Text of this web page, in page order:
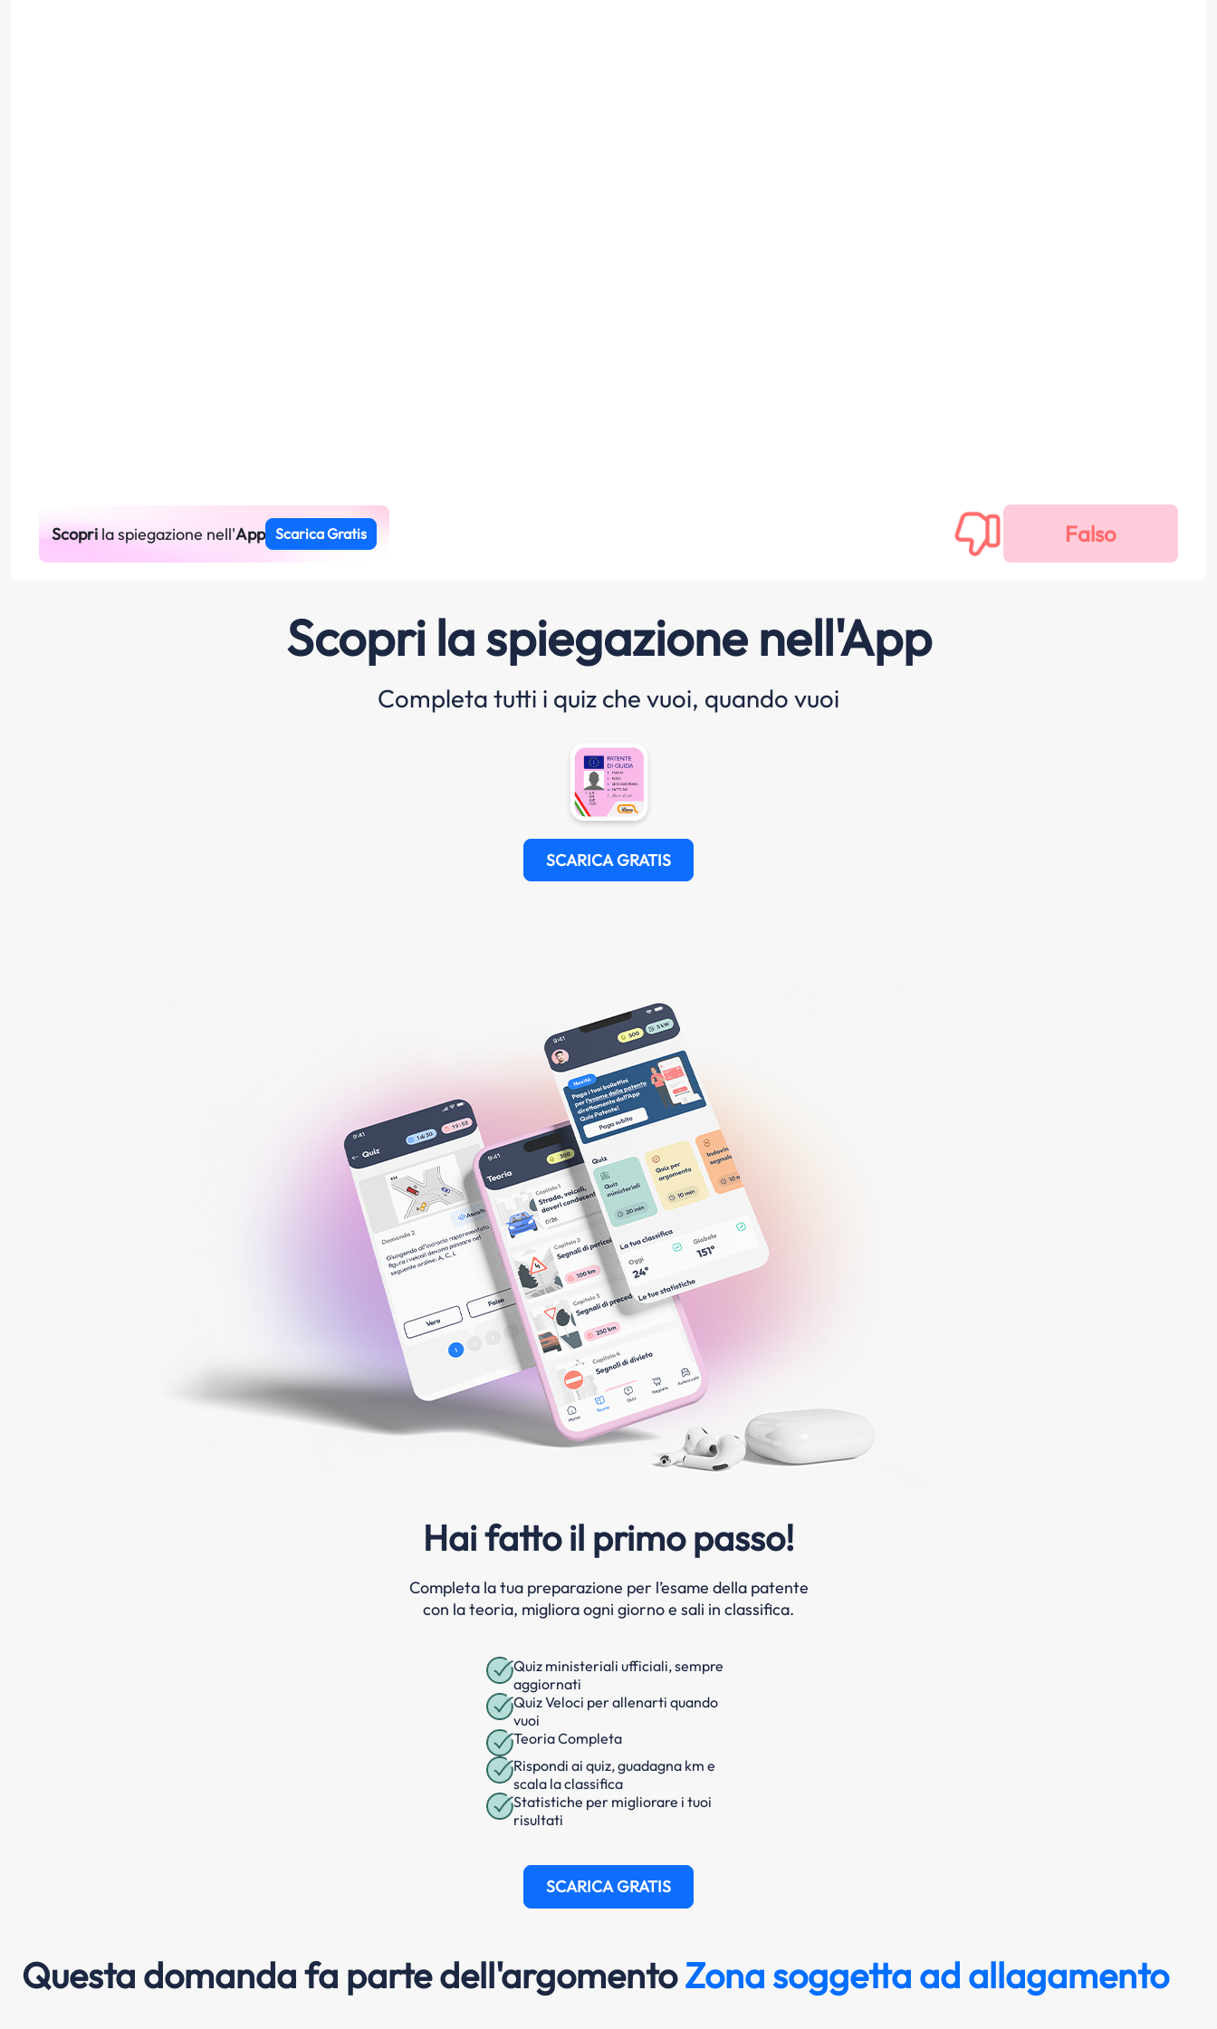
Scoprila spiegazione nell'App Scarica Gratis
Scopri la spiegazione nell'App
Completa tutti i quiz che vuoi, quando vuoi
SCARICA GRATIS
Hai fatto il primo passo!
Completa la tua preparazione per l’esame della patente
con la teoria, migliora ogni giorno e sali in classifica.
Quiz ministeriali ufficiali, sempre
aggiornati
Quiz Veloci per allenarti quando
vuoi
Teoria Completa
Rispondi ai quiz, guadagna km e
scala la classifica
Statistiche per migliorare i tuoi
risultati
SCARICA GRATIS
Questa domanda fa parte dell'argomentoZona soggetta ad allagamento